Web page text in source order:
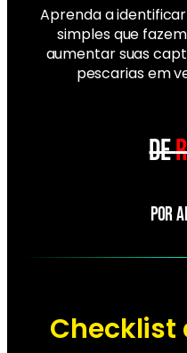
Aprenda a
simples que
aumentar suas
pescarias em
DE
POR
Checklist